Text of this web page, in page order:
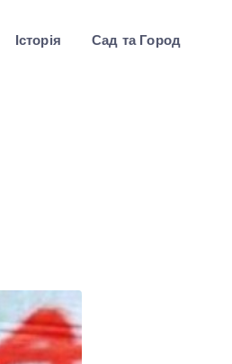
Історія Сад та Город